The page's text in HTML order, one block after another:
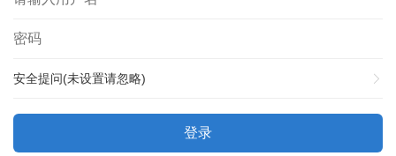
安全提问(未设置请忽略)
登录